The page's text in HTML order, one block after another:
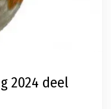
2024 deel